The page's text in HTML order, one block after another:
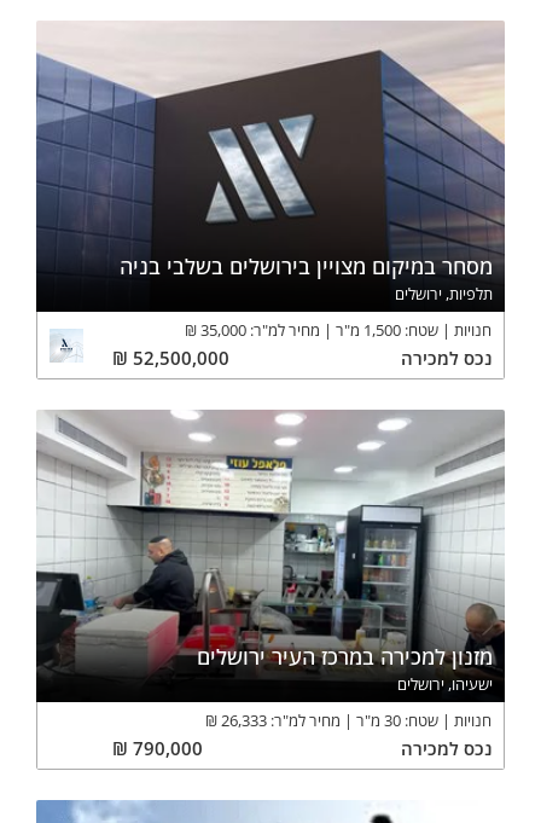
מסחר במיקום מצויין בירושלים בשלבי בניה
תלפיות, ירושלים
חנויות
שטח: 1,500 מ"ר מחיר למ"ר: 35,000
₪
נכס למכירה 52,500,000
₪
מזנון למכירה במרכז העיר ירושלים
ישעיהו, ירושלים
חנויות
שטח: 30 מ"ר מחיר למ"ר: 26,333
₪
נכס למכירה 790,000
₪